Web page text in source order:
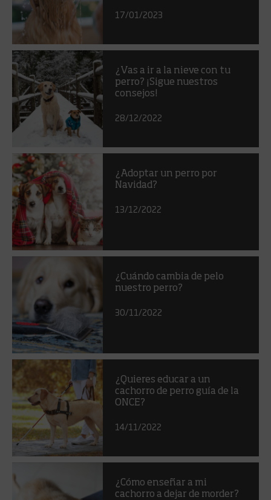
17/01/2023
¿Vas a ir a la nieve con tu
perro? ¡Sigue nuestros
consejos!
28/12/2022
¿Adoptar un perro por
Navidad?
13/12/2022
¿Cuándo cambia de pelo
nuestro perro?
30/11/2022
¿Quieres educar a un
cachorro de perro guía de la
ONCE?
14/11/2022
¿Cómo enseñar a mi
cachorro a dejar de morder?